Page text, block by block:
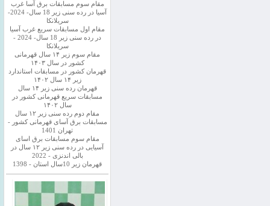
مقام سوم مسابقات برق آسا غرب
آسیا در رده سنی زیر 18 سال- 2024-
سریلانکا
مقام اول مسابقات سریع غرب آسیا
در رده سنی زیر 18 سال- 2024 -
سریلانکا
مقام سوم زیر ۱۴ سال قهرمانی
کشور در سال ۱۴۰۳
قهرمان کشور در مسابقات استاندارد
زیر ۱۴ سال ۱۴۰۲
قهرمان رده سنی زیر ۱۴ سال
مسابقات سریع قهرمانی کشور در
سال ۱۴۰۲
مقام دوم رده سنی زیر ۱۲ سال
مسابقات برق آسای قهرمانی کشور -
تهران 1401
مقام سوم مسابقات برق اسای
آسیایی در رده سنی زیر ۱۲ سال در
بالی اندنزی - 2022
قهرمان زیر 10سال استان - 1398